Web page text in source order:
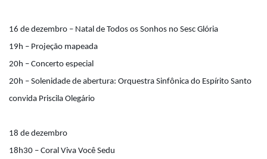
16 de dezembro – Natal de Todos os Sonhos no Sesc Glória
19h – Projeção mapeada
20h – Concerto especial
20h – Solenidade de abertura: Orquestra Sinfônica do Espírito Santo
convida Priscila Olegário
18 de dezembro
18h30 – Coral Viva Você Sedu